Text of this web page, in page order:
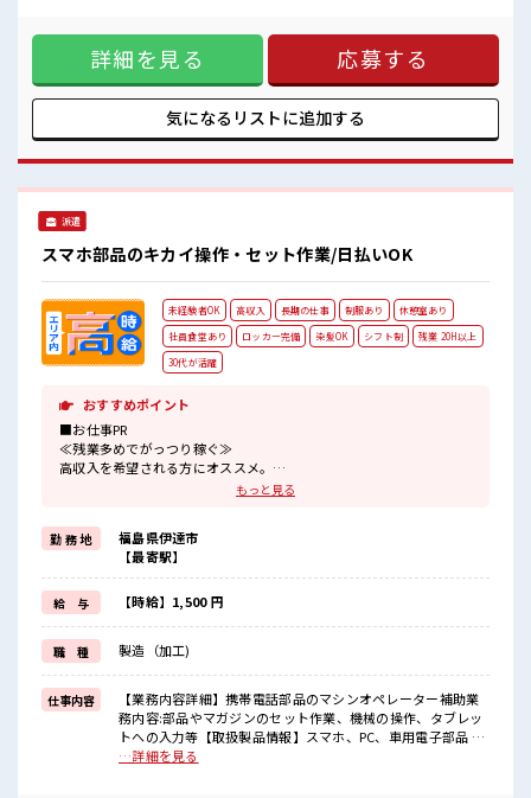
持ち物が多いあなたにもぴったり☆
ロッカー付き職場♪
残業がしっかりあるお仕事！
で、 毎日の服装の悩み解消♪ ≪未経験でも活躍できる≫ 新し
いことにチャレンジするのは不安だけど、 しっかり働く環境
が整っています！ イチからスキルUP・ステップUP目指して
いきましょう！ ≪自分に向いている仕事が探せる≫ 困った事
などがあれば、 担当がしっかりサポートします！ ■職場の雰
囲気 明るすぎたり奇抜過ぎなければヘアカラーOK！ 仕事の
☆ ロッカー付き職場♪ 残業がしっかりあるお仕事！
詳細を見る 応募する
気になるリストに追加する
派遣
スマホ部品のキカイ操作・セット作業/日払いOK
未経験者OK 高収入 長期の仕事 制服あり
休憩室あり
社員食堂あり
ロッカー完備 染髪OK シフト制
残業 20H以上
30代が活躍
おすすめポイント
■お仕事PR
≪残業多めでがっつり稼ぐ≫
高収入を希望される方にオススメ。
残業は月20時間以上あります♪
明るすぎたり奇抜でなければ基本的に自由！
(規定有)≪動きやすい制服アリ≫
制服があるので、
毎日の服装の悩み解消♪
≪未経験の方も大カンゲイ≫
新しいことにチャレンジするのは不安だけど、
しっかり働く環境が整っています！
イチからスキルUP・ステップUP目指していきましょう！
■職場の雰囲気
髪型・髪色自由♪
派手過ぎなければOKだから、
モチベーションもUP！
もっと見る
勤 務 地
福島県伊達市
【最寄駅】
給 与 【時給】1,500 円
職 種 製造（加工)
仕事内容
【業務内容詳細】携帯電話部品のマシンオペレーター補助業
務内容:部品やマガジンのセット作業、機械の操作、タブレッ
トへの入力等【取扱製品情報】スマホ、PC、車用電子部品 ■
お仕事PR ≪残業多めでがっつり稼ぐ≫ 高収入を希望される方
…詳細を見る